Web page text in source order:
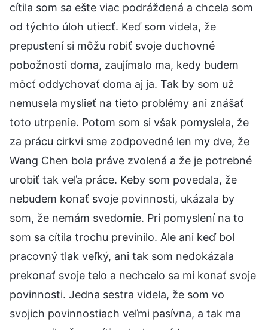
cítila som sa ešte viac podráždená a chcela som
od týchto úloh utiecť. Keď som videla, že
prepustení si môžu robiť svoje duchovné
pobožnosti doma, zaujímalo ma, kedy budem
môcť oddychovať doma aj ja. Tak by som už
nemusela myslieť na tieto problémy ani znášať
toto utrpenie. Potom som si však pomyslela, že
za prácu cirkvi sme zodpovedné len my dve, že
Wang Chen bola práve zvolená a že je potrebné
urobiť tak veľa práce. Keby som povedala, že
nebudem konať svoje povinnosti, ukázala by
som, že nemám svedomie. Pri pomyslení na to
som sa cítila trochu previnilo. Ale ani keď bol
pracovný tlak veľký, ani tak som nedokázala
prekonať svoje telo a nechcelo sa mi konať svoje
povinnosti. Jedna sestra videla, že som vo
svojich povinnostiach veľmi pasívna, a tak ma